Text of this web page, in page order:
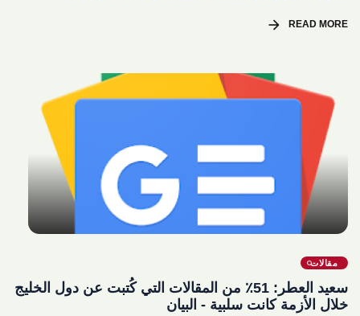
READ MORE
arrow_forward
مقالات
سعيد العطر: 51٪؜ من المقالات التي كُتبت عن دول الخليج
خلال الأزمة كانت سلبية - البيان